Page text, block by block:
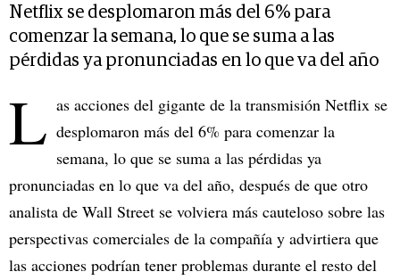
Netflix se desplomaron más del 6% para
comenzar la semana, lo que se suma a las
pérdidas ya pronunciadas en lo que va del año
L as acciones del gigante de la transmisión Netflix se
desplomaron más del 6% para comenzar la
semana, lo que se suma a las pérdidas ya
pronunciadas en lo que va del año, después de que otro
analista de Wall Street se volviera más cauteloso sobre las
perspectivas comerciales de la compañía y advirtiera que
las acciones podrían tener problemas durante el resto del